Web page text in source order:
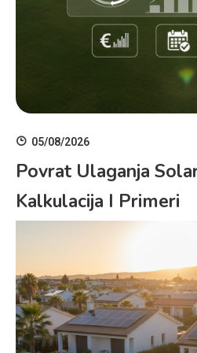
05/08/2026
Povrat Ulaganja
Kalkulacija I Primeri